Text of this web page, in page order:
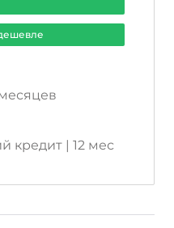
кредит | 12 мес